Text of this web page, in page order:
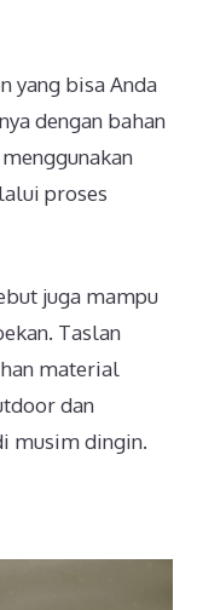
yang bisa Anda
dengan bahan
proses
juga mampu
Taslan
material
dan
musim dingin.